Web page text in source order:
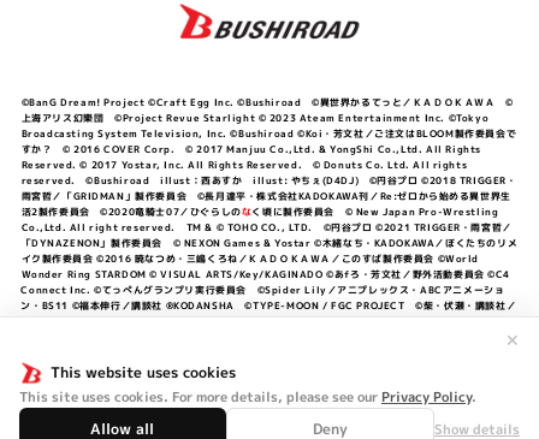
This website uses cookies
This site uses cookies. For more details, please see our Privacy Policy.
Allow all Deny Show details
✕
©BanG Dream! Project ©Craft Egg Inc. ©Bushiroad ©異世界かるてっと／ＫＡＤＯＫＡＷＡ ©
上海アリス幻樂団 ©Project Revue Starlight © 2023 Ateam Entertainment Inc. ©Tokyo
Broadcasting System Television, Inc. ©Bushiroad ©Koi・芳文社／ご注文はBLOOM製作委員会で
すか？ © 2016 COVER Corp. © 2017 Manjuu Co.,Ltd. & YongShi Co.,Ltd. All Rights
Reserved. © 2017 Yostar, Inc. All Rights Reserved. © Donuts Co. Ltd. All rights
reserved. ©Bushiroad illust：西あすか illust: やちぇ(D4DJ) ©円谷プロ ©2018 TRIGGER・
雨宮哲／「GRIDMAN」製作委員会 ©長月達平・株式会社KADOKAWA刊／Re:ゼロから始める異世界生
活2製作委員会 ©2020竜騎士07／ひぐらしのなく頃に製作委員会 © New Japan Pro-Wrestling
Co.,Ltd. All right reserved. TM & © TOHO CO., LTD. ©円谷プロ ©2021 TRIGGER・雨宮哲／
「DYNAZENON」製作委員会 © NEXON Games & Yostar ©木緒なち・KADOKAWA／ぼくたちのリメ
イク製作委員会 ©2016 暁なつめ・三嶋くろね／ＫＡＤＯＫＡＷＡ／このすば製作委員会 ©World
Wonder Ring STARDOM © VISUAL ARTS/Key/KAGINADO ©あfろ・芳文社／野外活動委員会 ©C4
Connect Inc. ©てっぺんグランプリ実行委員会 ©Spider Lily／アニプレックス・ABCアニメーショ
ン・BS11 ©福本伸行／講談社 ®KODANSHA ©TYPE-MOON / FGC PROJECT ©柴・伏瀬・講談社／
©中村力斗・野澤ゆき子／集英社・君のことが大大大大大好きな製作委員会 ©IIS-P／ぽんのみち製作委
員会 ©円谷プロ ©2023 TRIGGER・雨宮哲／「劇場版グリッドマンユニバース」製作委員会 © NEXON
Games／アビドス商店街 ©プロジェクトラブライブ！蓮ノ空女学院スクールアイドルクラブ ©「勇気爆
発バーンブレイバーン」製作委員会